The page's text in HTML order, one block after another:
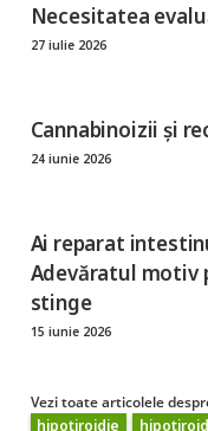
Necesitatea
27 iulie 2026
Cannabinoizii și
24 iunie 2026
Ai reparat
Adevăratul motiv
stinge
15 iunie 2026
Vezi toate articolele
hipotiroidie